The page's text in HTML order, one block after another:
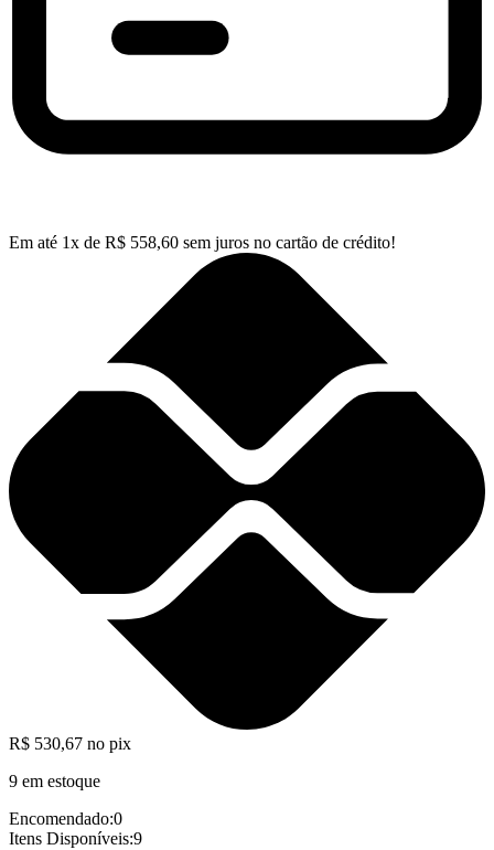
Em até 1x de R$ 558,60 sem juros no cartão de crédito!
R$ 530,67 no pix
9 em estoque
Encomendado:0
Itens Disponíveis:9